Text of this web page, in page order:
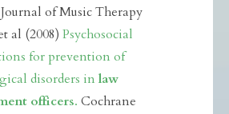
Journal of Music Therapy
al (2008) Psychosocial
for prevention of
disorders in law
officers. Cochrane